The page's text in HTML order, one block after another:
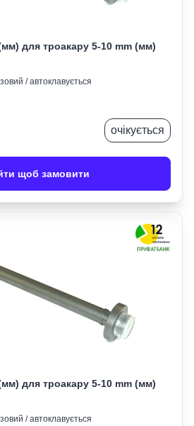
для троакару 5-10 mm (мм)
/ автоклавується
очікується
щоб замовити
для троакару 5-10 mm (мм)
/ автоклавується